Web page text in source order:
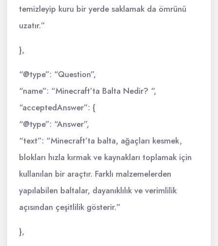
temizleyip kuru bir yerde saklamak da ömrünü
uzatır.”
},
“@type”: “Question”,
“name”: “Minecraft’ta Balta Nedir? “,
“acceptedAnswer”: {
“@type”: “Answer”,
“text”: “Minecraft’ta balta, ağaçları kesmek,
blokları hızla kırmak ve kaynakları toplamak için
kullanılan bir araçtır. Farklı malzemelerden
yapılabilen baltalar, dayanıklılık ve verimlilik
açısından çeşitlilik gösterir.”
},